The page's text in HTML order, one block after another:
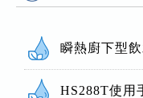
瞬熱廚下型
HS288T使用